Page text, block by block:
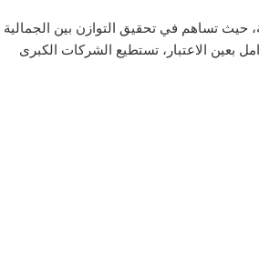
حيث تساهم في تحقيق التوازن بين الجمالية
بعين الاعتبار، تستطيع الشركات الكبرى